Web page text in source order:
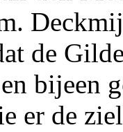
de
bijeen
er de